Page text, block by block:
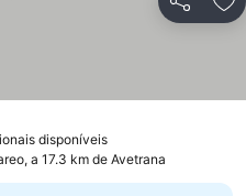
Partilhar
disponíveisVer preços
a 17.3 km de Avetrana